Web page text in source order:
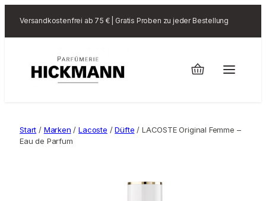
Versandkostenfrei ab 75 € | Gratis Proben zu jeder Bestellung
Start / Marken /Lacoste /Düfte / LACOSTE Original Femme –
Eau de Parfum